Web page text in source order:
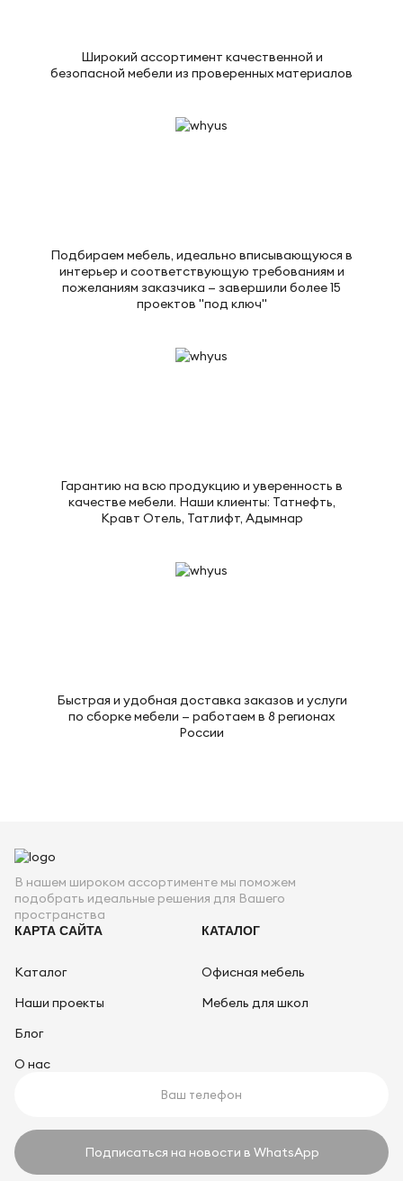
Широкий ассортимент качественной и
безопасной мебели из проверенных материалов
Подбираем мебель, идеально вписывающуюся в
интерьер и соответствующую требованиям и
пожеланиям заказчика — завершили более 15
проектов "под ключ"
Гарантию на всю продукцию и уверенность в
качестве мебели. Наши клиенты: Татнефть,
Кравт Отель, Татлифт, Адымнар
Быстрая и удобная доставка заказов и услуги
по сборке мебели — работаем в 8 регионах
России
В нашем широком ассортименте мы поможем
подобрать идеальные решения для Вашего
пространства
КАРТА САЙТА
Каталог
Наши проекты
Блог
О нас
КАТАЛОГ
Офисная мебель
Мебель для школ
Подписаться на новости в WhatsApp